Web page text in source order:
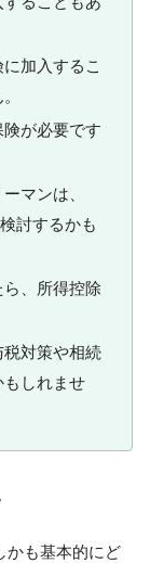
加入するこ
が必要です
マンは、
討するかも
、所得控除
対策や相続
しれませ
かも基本的にど